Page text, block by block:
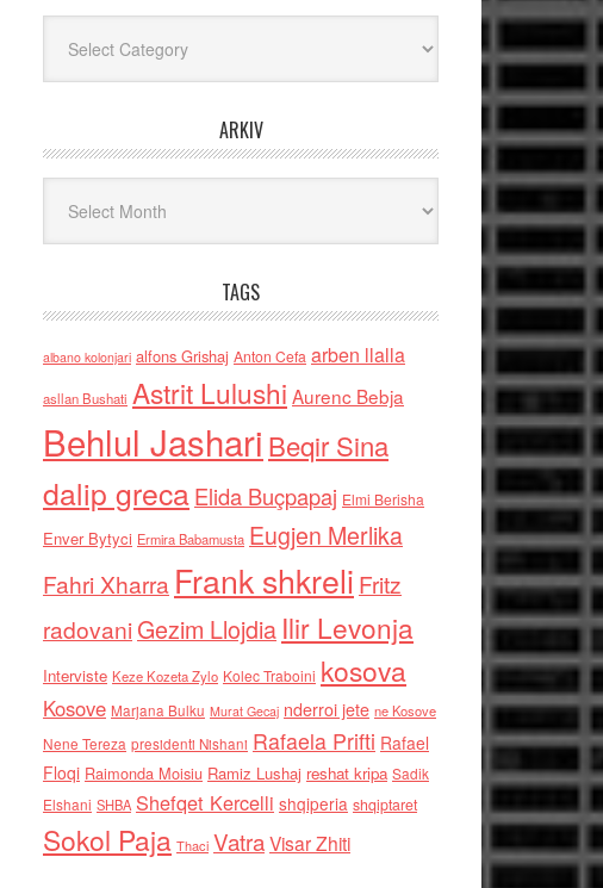
ARKIV
TAGS
albano kolonjari alfons Grishaj Anton Cefa arben llalla
asllan Bushati Astrit Lulushi Aurenc Bebja
Behlul Jashari Beqir Sina
dalip grecaElida Buçpapaj Elmi Berisha
Enver Bytyci Ermira Babamusta Eugjen Merlika
Fahri Xharra Frank shkreli Fritz
radovaniGezim Llojdia Ilir Levonja
Interviste Keze Kozeta Zylo Kolec Traboini kosova
Kosove Marjana Bulku Murat Gecaj nderroi jete ne Kosove
Nene Tereza presidenti Nishani Rafaela Prifti Rafael
Floqi Raimonda Moisiu Ramiz Lushaj reshat kripa Sadik
Elshani SHBA Shefqet Kercelli shqiperia shqiptaret
Sokol Paja Thaci VatraVisar Zhiti